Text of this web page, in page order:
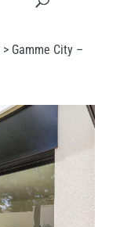
> Gamme City –